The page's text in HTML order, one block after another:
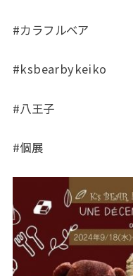
#カラフルベア
#ksbearbykeiko
#八王子
#個展